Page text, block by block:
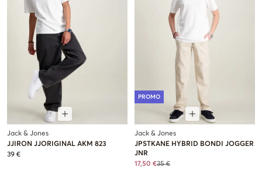
Jack & Jones
JJIRON JJORIGINAL AKM 823
39 €
PROMO
Jack & Jones
JPSTKANE HYBRID BONDI JOGGER
JNR
17,50 €35 €